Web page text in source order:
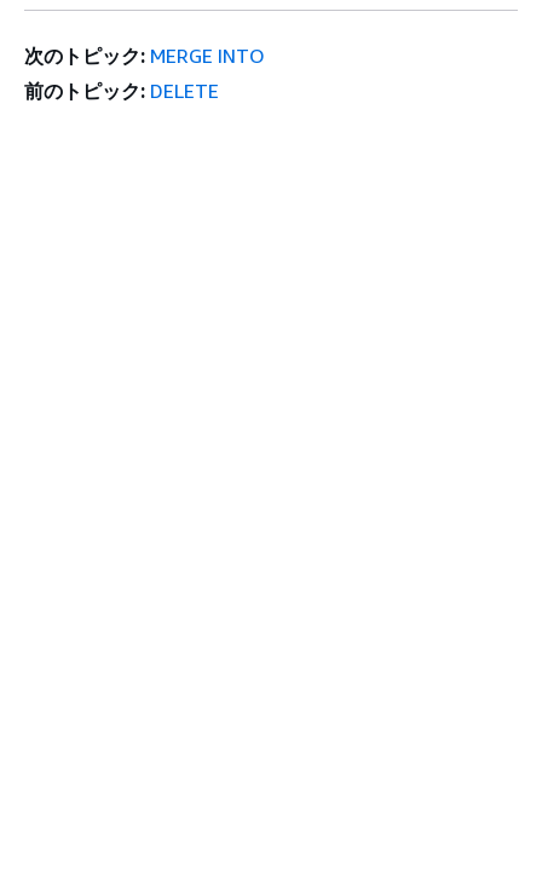
次のトピック: MERGE INTO
前のトピック: DELETE